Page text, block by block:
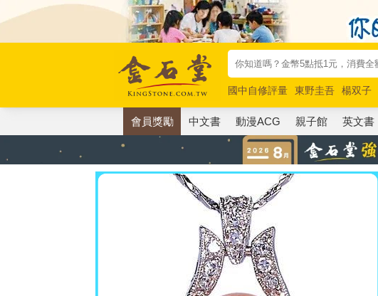
國中自修評量 東野圭吾 楊双子
唯紅花綻放
奧德賽 路邊攤新作
會員獎勵 中文書 動漫ACG 親子館 英文書